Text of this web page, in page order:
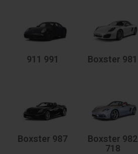
911 991 Boxster 981
Boxster 987
Boxster 982
718